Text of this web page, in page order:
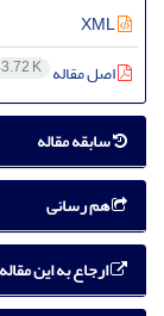
اصل مقاله K
سابقه مقاله
هم رسانی
ارجاع به این مقاله